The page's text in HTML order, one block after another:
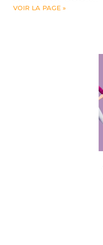
VOIR LA PAGE »